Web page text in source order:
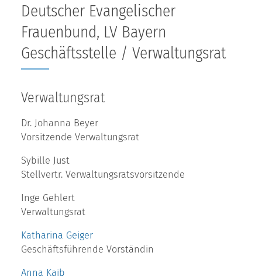
Deutscher Evangelischer
Frauenbund, LV Bayern
Geschäftsstelle / Verwaltungsrat
Verwaltungsrat
Dr. Johanna Beyer
Vorsitzende Verwaltungsrat
Sybille Just
Stellvertr. Verwaltungsratsvorsitzende
Inge Gehlert
Verwaltungsrat
Katharina Geiger
Geschäftsführende Vorständin
Anna Kaib